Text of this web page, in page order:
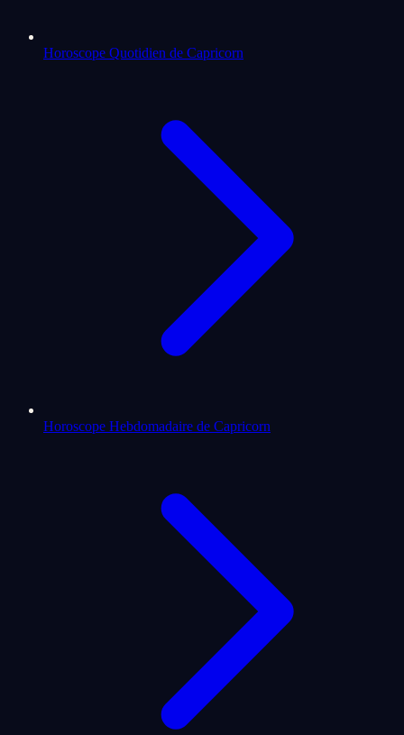
Horoscope Quotidien de Capricorn
Horoscope Hebdomadaire de Capricorn